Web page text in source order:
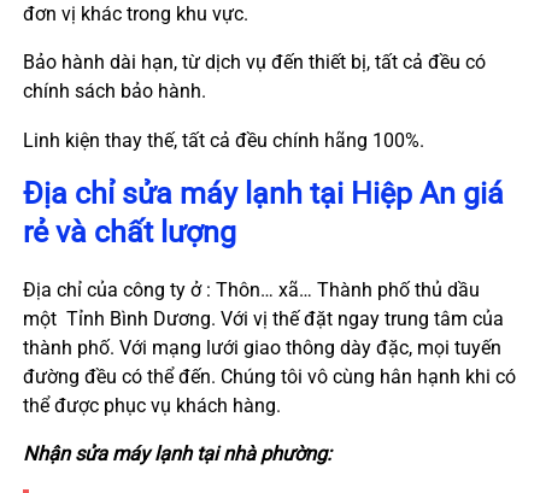
đơn vị khác trong khu vực.
Bảo hành dài hạn, từ dịch vụ đến thiết bị, tất cả đều có
chính sách bảo hành.
Linh kiện thay thế, tất cả đều chính hãng 100%.
Địa chỉ sửa máy lạnh tại Hiệp Angiá
rẻ và chất lượng
Địa chỉ của công ty ở : Thôn… xã… Thành phố thủ dầu
một Tỉnh Bình Dương. Với vị thế đặt ngay trung tâm của
thành phố. Với mạng lưới giao thông dày đặc, mọi tuyến
đường đều có thể đến. Chúng tôi vô cùng hân hạnh khi có
thể được phục vụ khách hàng.
Nhận sửa máy lạnh tại nhà phường: